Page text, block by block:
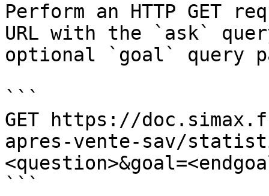
Perform an HTTP GET
URL with the `ask`
optional `goal` query
```
GET https://
apres-vente-sav/
```